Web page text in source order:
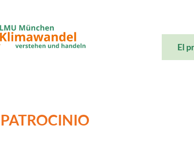
El
PATROCINIO